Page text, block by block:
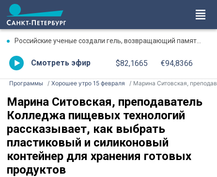
Российские ученые создали гель, возвращающий память после травмы
Смотреть эфир $82,1665 €94,8366
Программы Хорошее утро 15 февраля Марина Ситовская, преподаватель Колледжа пищевых технологий рассказывает, как выбрать пластиковый и силиконовый контейнер для хранения готовых продуктов
Марина Ситовская, преподаватель
Колледжа пищевых технологий
рассказывает, как выбрать
пластиковый и силиконовый
контейнер для хранения готовых
продуктов